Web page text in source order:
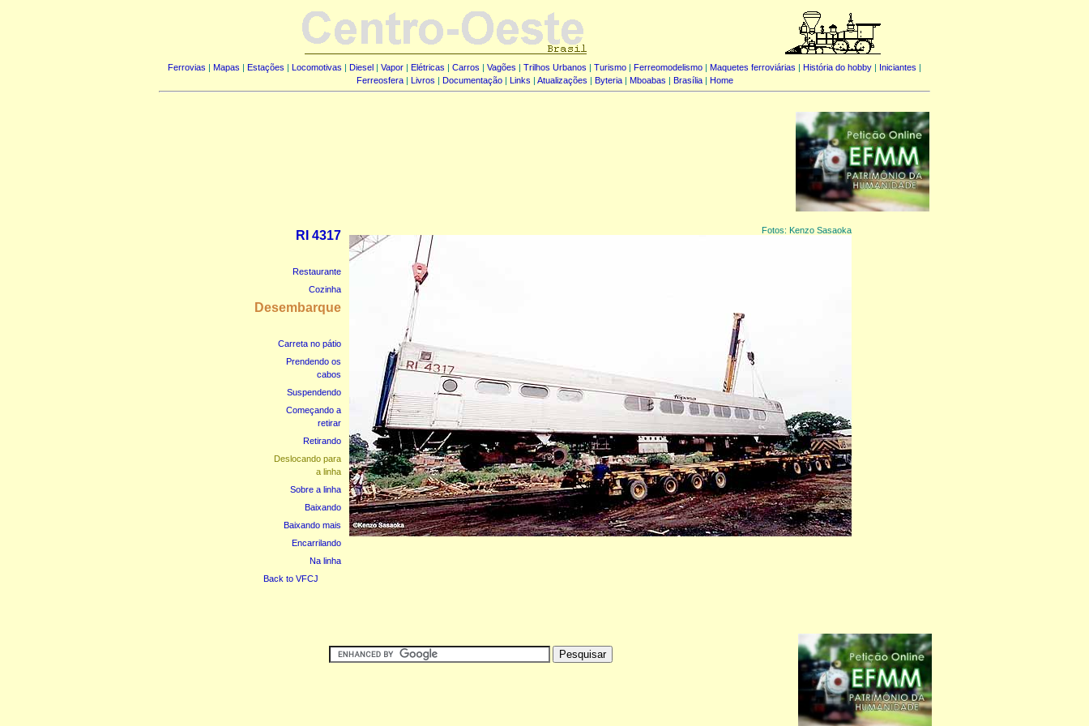
Ferrovias | Mapas | Estações | Locomotivas | Diesel | Vapor | Elétricas | Carros | Vagões | Trilhos Urbanos | Turismo | Ferreomodelismo | Maquetes ferroviárias | História do hobby | Iniciantes |
Ferreosfera| Livros | Documentação| Links | Atualizações | Byteria| Mboabas | Brasília| Home
RI 4317
Restaurante
Cozinha
Desembarque
Carreta no pátio
Prendendo os
cabos
Suspendendo
Começando a
retirar
Retirando
Deslocando para
a linha
Sobre a linha
Baixando
Baixando mais
Encarrilando
Na linha
Back to VFCJ
Fotos: Kenzo Sasaoka